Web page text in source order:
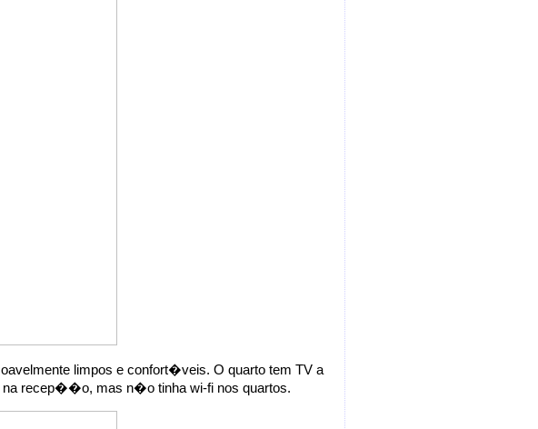
limpos e confort�veis. O quarto tem TV a
na recep��o, mas n�o tinha wi-fi nos quartos.